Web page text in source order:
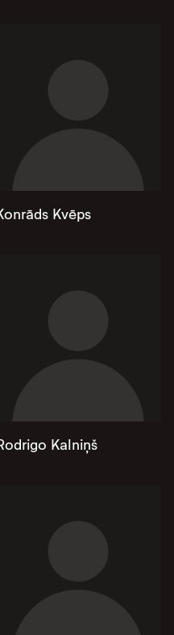
Kvēps
Kalniņš